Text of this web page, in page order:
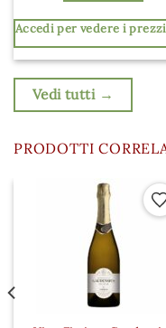
Accedi per vedere i prezzi
Vedi tutti →
PRODOTTI